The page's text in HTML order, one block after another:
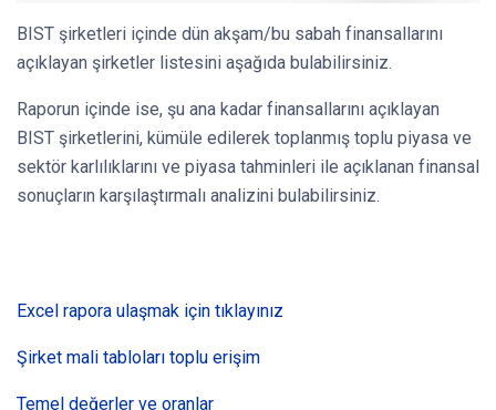
BIST şirketleri içinde dün akşam/bu sabah finansallarını
açıklayan şirketler listesini aşağıda bulabilirsiniz.
Raporun içinde ise, şu ana kadar finansallarını açıklayan
BIST şirketlerini, kümüle edilerek toplanmış toplu piyasa ve
sektör karlılıklarını ve piyasa tahminleri ile açıklanan finansal
sonuçların karşılaştırmalı analizini bulabilirsiniz.
Excel rapora ulaşmak için tıklayınız
Şirket mali tabloları toplu erişim
Temel değerler ve oranlar